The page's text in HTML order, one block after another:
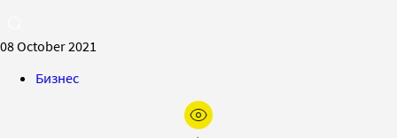
08 October 2021
Бизнес